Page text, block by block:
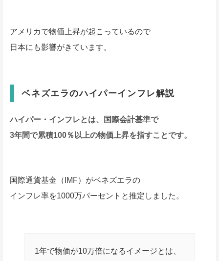
アメリカで物価上昇が起こっているので
日本にも影響がきています。
ベネズエラのハイパーインフレ解説
ハイパー・インフレとは、国際会計基準で
3年間で累積100％以上の物価上昇を指すことです。
国際通貨基金（IMF）がベネズエラの
インフレ率を1000万パーセントと推定しました。
1年で物価が10万倍になるイメージとは、